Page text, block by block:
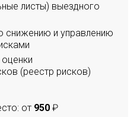
листы) выездного
снижению и управлению
(реестр рисков)
от 950 ₽